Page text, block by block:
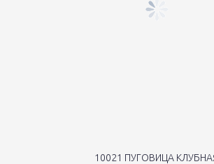
10021 ПУГОВИЦА